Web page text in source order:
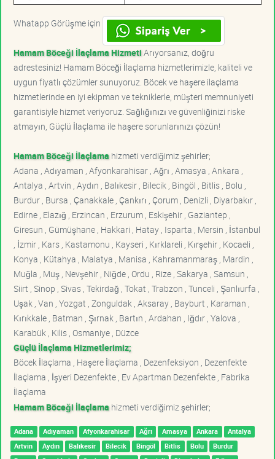
Whatapp Görüşme için
Hamam Böceği İlaçlama HizmetiArıyorsanız, doğru
adrestesiniz! Hamam Böceği İlaçlama hizmetlerimizle, kaliteli ve
uygun fiyatlı çözümler sunuyoruz. Böcek ve haşere ilaçlama
hizmetlerinde en iyi ekipman ve tekniklerle, müşteri memnuniyeti
garantisiyle hizmet veriyoruz. Sağlığınızı ve güvenliğinizi riske
atmayın, Güçlü İlaçlama ile haşere sorunlarınızı çözün!
Hamam Böceği İlaçlama hizmeti verdiğimiz şehirler;
Adana , Adıyaman , Afyonkarahisar , Ağrı , Amasya , Ankara ,
Antalya , Artvin , Aydın , Balıkesir , Bilecik , Bingöl , Bitlis , Bolu ,
Burdur , Bursa , Çanakkale , Çankırı , Çorum , Denizli , Diyarbakır ,
Edirne , Elazığ , Erzincan , Erzurum , Eskişehir , Gaziantep ,
Giresun , Gümüşhane , Hakkari , Hatay , Isparta , Mersin , İstanbul
, İzmir , Kars , Kastamonu , Kayseri , Kırklareli , Kırşehir , Kocaeli ,
Konya , Kütahya , Malatya , Manisa , Kahramanmaraş , Mardin ,
Muğla , Muş , Nevşehir , Niğde , Ordu , Rize , Sakarya , Samsun ,
Siirt , Sinop , Sivas , Tekirdağ , Tokat , Trabzon , Tunceli , Şanlıurfa ,
Uşak , Van , Yozgat , Zonguldak , Aksaray , Bayburt , Karaman ,
Kırıkkale , Batman , Şırnak , Bartın , Ardahan , Iğdır , Yalova ,
Karabük , Kilis , Osmaniye , Düzce
Güçlü İlaçlama Hizmetlerimiz;
Böcek İlaçlama , Haşere İlaçlama , Dezenfeksiyon , Dezenfekte
İlaçlama , İşyeri Dezenfekte , Ev Apartman Dezenfekte , Fabrika
İlaçlama
Hamam Böceği İlaçlama hizmeti verdiğimiz şehirler;
Adana Adıyaman Afyonkarahisar Ağrı Amasya Ankara
Antalya
Artvin
Aydın Balıkesir Bilecik Bingöl Bitlis Bolu
Burdur